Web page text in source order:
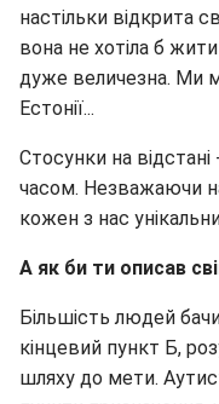
настільки відкрита
вона не хотіла б
дуже величезна. Ми
Естонії...
Стосунки на
часом. Незважаючи
кожен з нас
А як би ти описав
Більшість людей
кінцевий пункт Б,
шляху до мети.